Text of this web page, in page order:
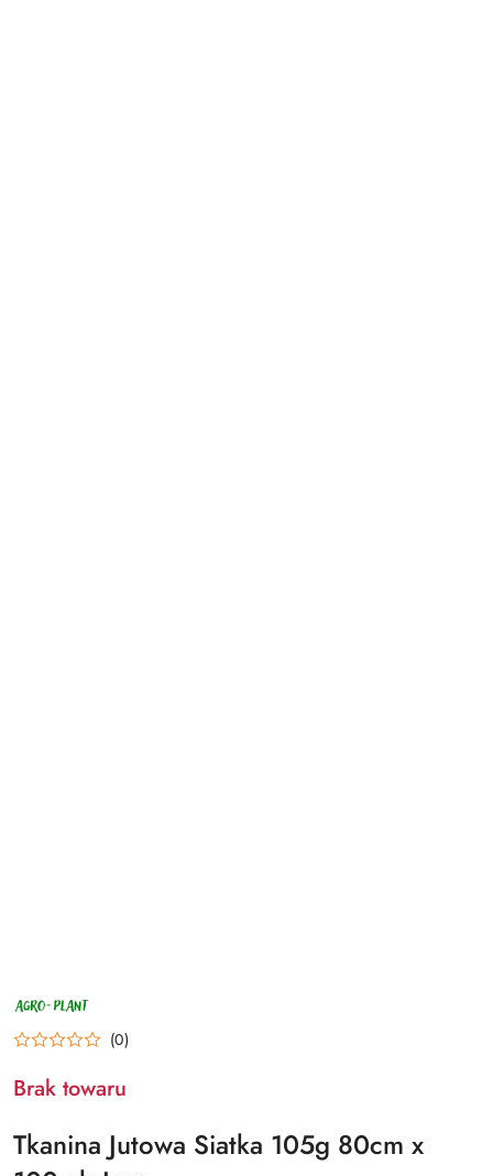
NAZWA
PRODUCENTA:
AGRO-
PLANT (0)
Brak towaru
Tkanina Jutowa Siatka 105g 80cm x